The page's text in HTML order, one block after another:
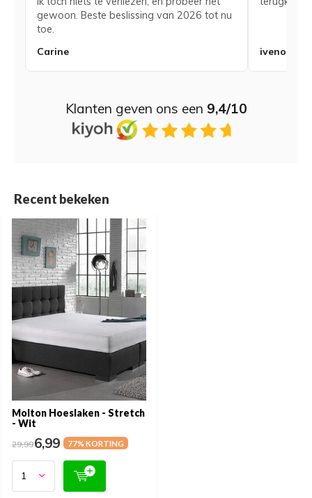
gewoon. Beste beslissing van 2026 tot nu
toe.
Carine
iveno
Klanten geven ons een 9,4/10
Recent bekeken
Molton Hoeslaken - Stretch
- Wit
29,996,99 77% KORTING